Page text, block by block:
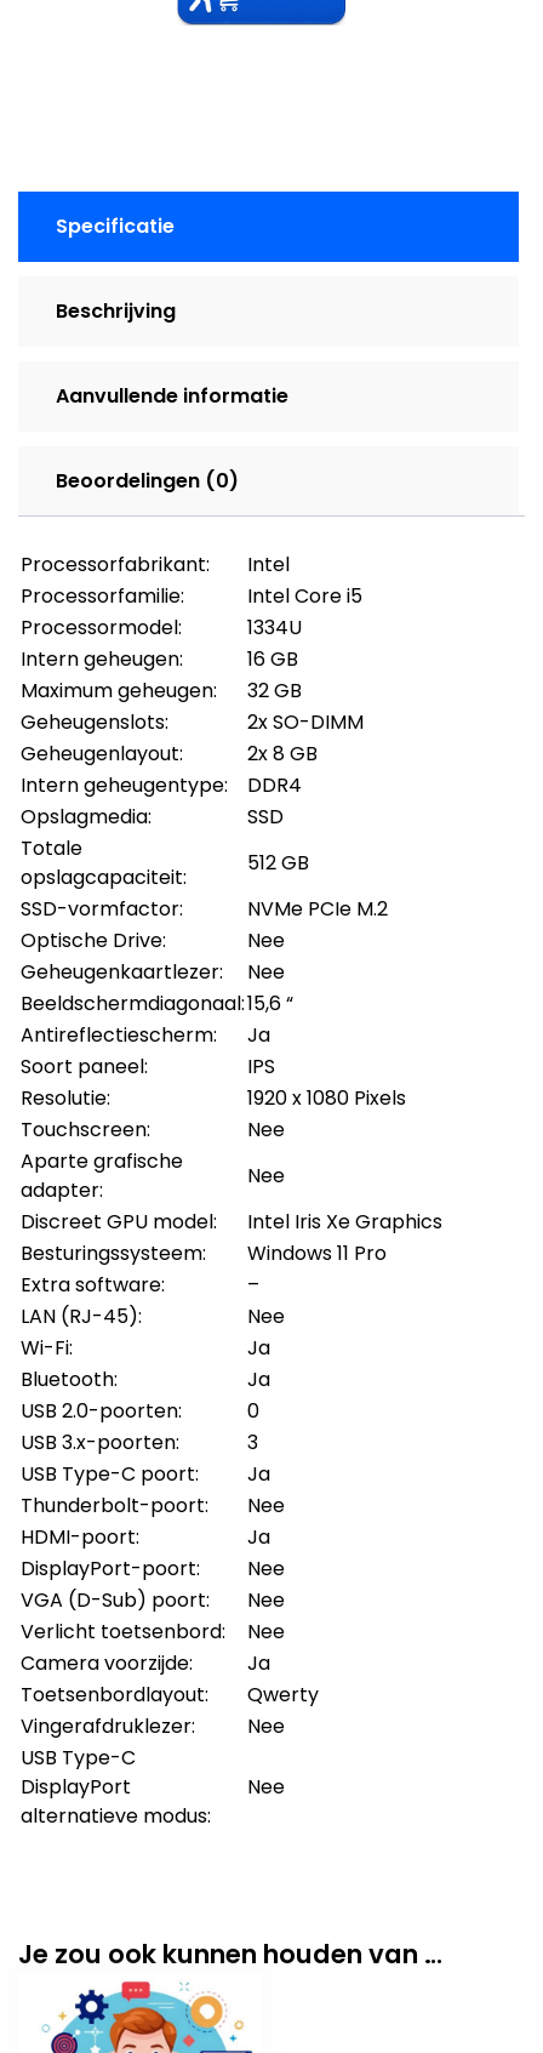
opslag
16GB
aantal
Specificatie
Beschrijving
Aanvullende informatie
Beoordelingen (0)
Processorfabrikant:
Intel
Processorfamilie:
Intel Core i5
Processormodel:
1334U
Intern geheugen:
16 GB
Maximum geheugen:
32 GB
Geheugenslots:
2x SO-DIMM
Geheugenlayout:
2x 8 GB
Intern geheugentype:
DDR4
Opslagmedia:
SSD
Totale
opslagcapaciteit:
512 GB
SSD-vormfactor:
NVMe PCIe M.2
Optische Drive:
Nee
Geheugenkaartlezer:
Nee
Beeldschermdiagonaal:15,6 “
Antireflectiescherm:
Ja
Soort paneel:
IPS
Resolutie:
1920 x 1080 Pixels
Touchscreen:
Nee
Aparte grafische
adapter:
Nee
Discreet GPU model:
Intel Iris Xe Graphics
Besturingssysteem:
Windows 11 Pro
Extra software:
–
LAN (RJ-45):
Nee
Wi-Fi:
Ja
Bluetooth:
Ja
USB 2.0-poorten:
0
USB 3.x-poorten:
3
USB Type-C poort:
Ja
Thunderbolt-poort:
Nee
HDMI-poort:
Ja
DisplayPort-poort:
Nee
VGA (D-Sub) poort:
Nee
Verlicht toetsenbord:
Nee
Camera voorzijde:
Ja
Toetsenbordlayout:
Qwerty
Vingerafdruklezer:
Nee
USB Type-C
DisplayPort
alternatieve modus:
Nee
Je zou ook kunnen houden van …